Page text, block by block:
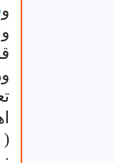
و
(